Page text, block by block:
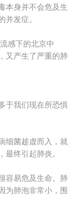
本身并不会危及生
并发症。
感下的北京中
又产生了严重的肺
于我们现在所恐惧
细菌趁虚而入，就
最终引起肺炎。
容易危及生命。肺
为肺泡非常小，围